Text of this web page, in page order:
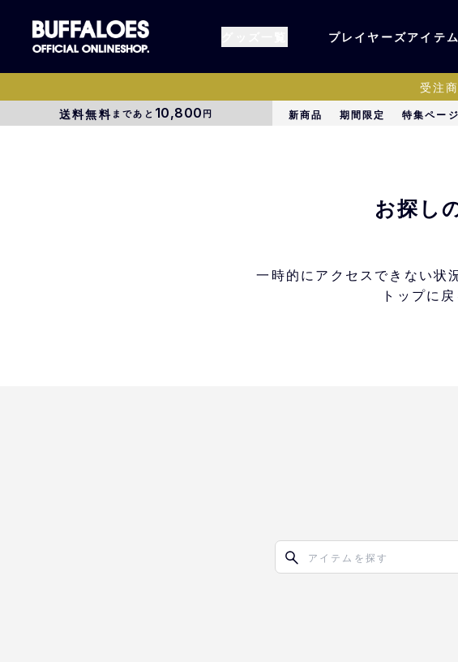
すべてのグッズ オーセンティック
プレイヤーズアイテム
受注
送料無料まであと 10,800円 新商品 期間限定 特集ページ
お探し
一時的にアクセスできない状
トップに